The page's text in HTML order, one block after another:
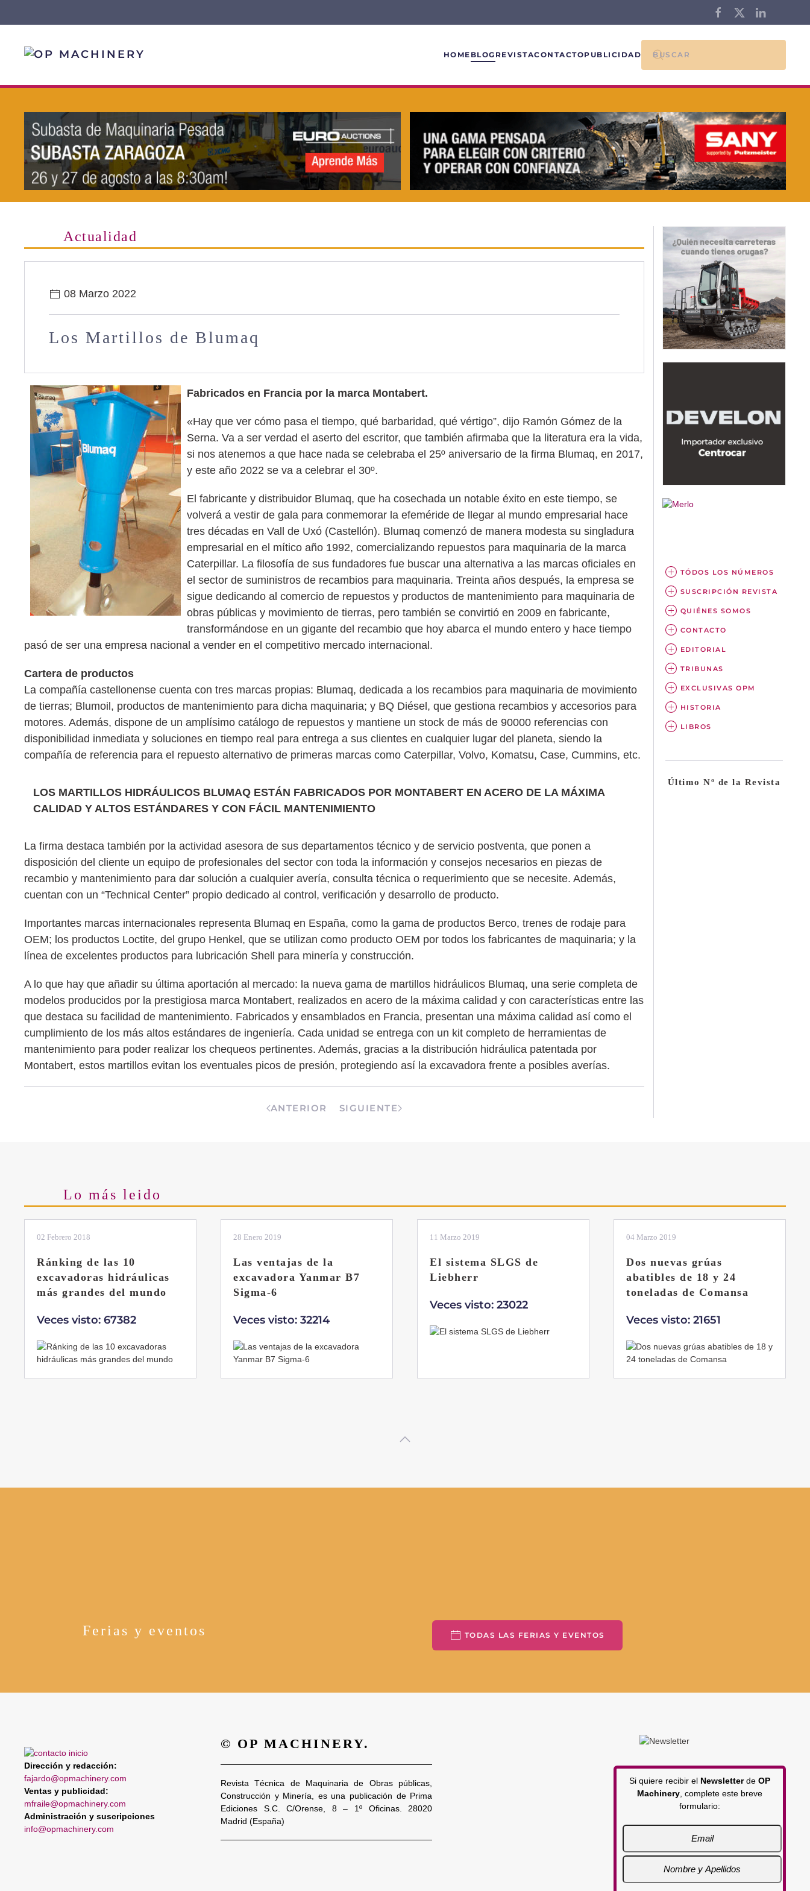
HOME BLOG REVISTACONTACTOPUBLICIDAD
Actualidad
08 Marzo 2022
Los Martillos de Blumaq
Fabricados en Francia por la marca Montabert.
«Hay que ver cómo pasa el tiempo, qué barbaridad, qué vértigo”, dijo Ramón Gómez de la
Serna. Va a ser verdad el aserto del escritor, que también afirmaba que la literatura era la vida,
si nos atenemos a que hace nada se celebraba el 25º aniversario de la firma Blumaq, en 2017,
y este año 2022 se va a celebrar el 30º.
El fabricante y distribuidor Blumaq, que ha cosechada un notable éxito en este tiempo, se
volverá a vestir de gala para conmemorar la efeméride de llegar al mundo empresarial hace
tres décadas en Vall de Uxó (Castellón). Blumaq comenzó de manera modesta su singladura
empresarial en el mítico año 1992, comercializando repuestos para maquinaria de la marca
Caterpillar. La filosofía de sus fundadores fue buscar una alternativa a las marcas oficiales en
el sector de suministros de recambios para maquinaria. Treinta años después, la empresa se
sigue dedicando al comercio de repuestos y productos de mantenimiento para maquinaria de
obras públicas y movimiento de tierras, pero también se convirtió en 2009 en fabricante,
transformándose en un gigante del recambio que hoy abarca el mundo entero y hace tiempo
pasó de ser una empresa nacional a vender en el competitivo mercado internacional.
Cartera de productos
La compañía castellonense cuenta con tres marcas propias: Blumaq, dedicada a los recambios para maquinaria de movimiento
de tierras; Blumoil, productos de mantenimiento para dicha maquinaria; y BQ Diésel, que gestiona recambios y accesorios para
motores. Además, dispone de un amplísimo catálogo de repuestos y mantiene un stock de más de 90000 referencias con
disponibilidad inmediata y soluciones en tiempo real para entrega a sus clientes en cualquier lugar del planeta, siendo la
compañía de referencia para el repuesto alternativo de primeras marcas como Caterpillar, Volvo, Komatsu, Case, Cummins, etc.
LOS MARTILLOS HIDRÁULICOS BLUMAQ ESTÁN FABRICADOS POR MONTABERT EN ACERO DE LA MÁXIMA
CALIDAD Y ALTOS ESTÁNDARES Y CON FÁCIL MANTENIMIENTO
La firma destaca también por la actividad asesora de sus departamentos técnico y de servicio postventa, que ponen a
disposición del cliente un equipo de profesionales del sector con toda la información y consejos necesarios en piezas de
recambio y mantenimiento para dar solución a cualquier avería, consulta técnica o requerimiento que se necesite. Además,
cuentan con un “Technical Center” propio dedicado al control, verificación y desarrollo de producto.
Importantes marcas internacionales representa Blumaq en España, como la gama de productos Berco, trenes de rodaje para
OEM; los productos Loctite, del grupo Henkel, que se utilizan como producto OEM por todos los fabricantes de maquinaria; y la
línea de excelentes productos para lubricación Shell para minería y construcción.
A lo que hay que añadir su última aportación al mercado: la nueva gama de martillos hidráulicos Blumaq, una serie completa de
modelos producidos por la prestigiosa marca Montabert, realizados en acero de la máxima calidad y con características entre las
que destaca su facilidad de mantenimiento. Fabricados y ensamblados en Francia, presentan una máxima calidad así como el
cumplimiento de los más altos estándares de ingeniería. Cada unidad se entrega con un kit completo de herramientas de
mantenimiento para poder realizar los chequeos pertinentes. Además, gracias a la distribución hidráulica patentada por
Montabert, estos martillos evitan los eventuales picos de presión, protegiendo así la excavadora frente a posibles averías.
ANTERIOR SIGUIENTE
TÓDOS LOS NÚMEROS
SUSCRIPCIÓN REVISTA
QUIÉNES SOMOS
CONTACTO
EDITORIAL
TRIBUNAS
EXCLUSIVAS OPM
HISTORIA
LIBROS
Último Nº de la Revista
Lo más leido
02 Febrero 2018
Ránking de las 10
excavadoras hidráulicas
más grandes del mundo
Veces visto: 67382
28 Enero 2019
Las ventajas de la
excavadora Yanmar B7
Sigma-6
Veces visto: 32214
11 Marzo 2019
El sistema SLGS de
Liebherr
Veces visto: 23022
04 Marzo 2019
Dos nuevas grúas
abatibles de 18 y 24
toneladas de Comansa
Veces visto: 21651
Ferias y eventos TODAS LAS FERIAS Y EVENTOS
Dirección y redacción:
fajardo@opmachinery.com
Ventas y publicidad:
mfraile@opmachinery.com
Administración y suscripciones
info@opmachinery.com
© OP MACHINERY.
Revista Técnica de Maquinaria de Obras públicas,
Construcción y Minería, es una publicación de Prima
Ediciones S.C. C/Orense, 8 – 1º Oficinas. 28020
Madrid (España)
Si quiere recibir el Newsletterde OP
Machinery , complete este breve
formulario: